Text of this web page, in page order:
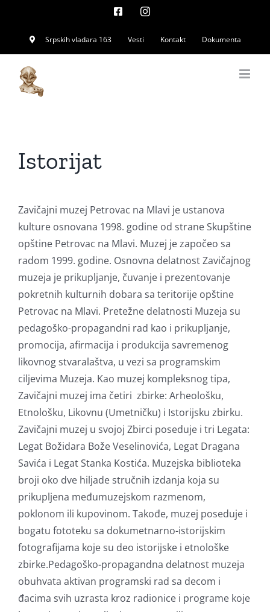
content
FacebookInstagram
Srpskih vladara 163 Vesti Kontakt Dokumenta
Istorijat
Zavičajni muzej Petrovac na Mlavi je ustanova
kulture osnovana 1998. godine od strane Skupštine
opštine Petrovac na Mlavi. Muzej je započeo sa
radom 1999. godine. Osnovna delatnost Zavičajnog
muzeja je prikupljanje, čuvanje i prezentovanje
pokretnih kulturnih dobara sa teritorije opštine
Petrovac na Mlavi. Pretežne delatnosti Muzeja su
pedagoško-propagandni rad kao i prikupljanje,
promocija, afirmacija i produkcija savremenog
likovnog stvaralaštva, u vezi sa programskim
ciljevima Muzeja. Kao muzej kompleksnog tipa,
Zavičajni muzej ima četiri zbirke: Arheološku,
Etnološku, Likovnu (Umetničku) i Istorijsku zbirku.
Zavičajni muzej u svojoj Zbirci poseduje i tri Legata:
Legat Božidara Bože Veselinovića, Legat Dragana
Savića i Legat Stanka Kostića. Muzejska biblioteka
broji oko dve hiljade stručnih izdanja koja su
prikupljena međumuzejskom razmenom,
poklonom ili kupovinom. Takođe, muzej poseduje i
bogatu fototeku sa dokumetnarno-istorijskim
fotografijama koje su deo istorijske i etnološke
zbirke.Pedagoško-propagandna delatnost muzeja
obuhvata aktivan programski rad sa decom i
đacima svih uzrasta kroz radionice i programe koje